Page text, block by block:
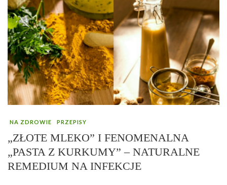
NA ZDROWIE PRZEPISY
„ZŁOTE MLEKO” I FENOMENALNA
„PASTA Z KURKUMY” – NATURALNE
REMEDIUM NA INFEKCJE